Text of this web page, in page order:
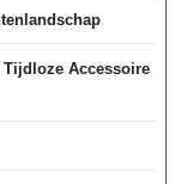
Accessoire